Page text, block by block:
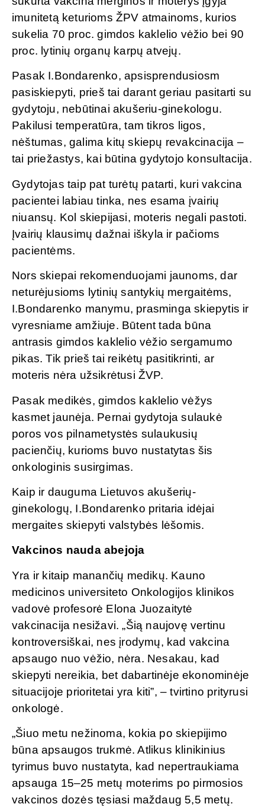
imunitetą keturioms ŽPV atmainoms, kurios
sukelia 70 proc. gimdos kaklelio vėžio bei 90
proc. lytinių organų karpų atvejų.
Pasak I.Bondarenko, apsisprendusiosm
pasiskiepyti, prieš tai darant geriau pasitarti su
gydytoju, nebūtinai akušeriu-ginekologu.
Pakilusi temperatūra, tam tikros ligos,
nėštumas, galima kitų skiepų revakcinacija –
tai priežastys, kai būtina gydytojo konsultacija.
Gydytojas taip pat turėtų patarti, kuri vakcina
pacientei labiau tinka, nes esama įvairių
niuansų. Kol skiepijasi, moteris negali pastoti.
Įvairių klausimų dažnai iškyla ir pačioms
pacientėms.
Nors skiepai rekomenduojami jaunoms, dar
neturėjusioms lytinių santykių mergaitėms,
I.Bondarenko manymu, prasminga skiepytis ir
vyresniame amžiuje. Būtent tada būna
antrasis gimdos kaklelio vėžio sergamumo
pikas. Tik prieš tai reikėtų pasitikrinti, ar
moteris nėra užsikrėtusi ŽVP.
Pasak medikės, gimdos kaklelio vėžys
kasmet jaunėja. Pernai gydytoja sulaukė
poros vos pilnametystės sulaukusių
pacienčių, kurioms buvo nustatytas šis
onkologinis susirgimas.
Kaip ir dauguma Lietuvos akušerių-
ginekologų, I.Bondarenko pritaria idėjai
mergaites skiepyti valstybės lėšomis.
Vakcinos nauda abejoja
Yra ir kitaip manančių medikų. Kauno
medicinos universiteto Onkologijos klinikos
vadovė profesorė Elona Juozaitytė
vakcinacija nesižavi. „Šią naujovę vertinu
kontroversiškai, nes įrodymų, kad vakcina
apsaugo nuo vėžio, nėra. Nesakau, kad
skiepyti nereikia, bet dabartinėje ekonominėje
situacijoje prioritetai yra kiti”, – tvirtino prityrusi
onkologė.
„Šiuo metu nežinoma, kokia po skiepijimo
būna apsaugos trukmė. Atlikus klinikinius
tyrimus buvo nustatyta, kad nepertraukiama
apsauga 15–25 metų moterims po pirmosios
vakcinos dozės tęsiasi maždaug 5,5 metų.